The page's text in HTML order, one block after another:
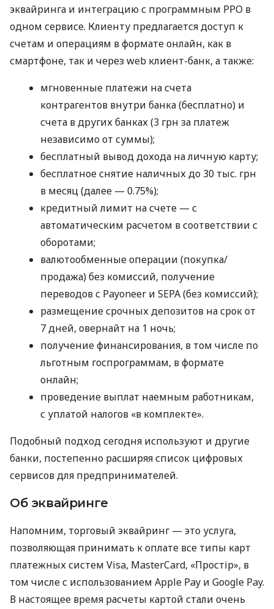
эквайринга и интеграцию с программным РРО в
одном сервисе. Клиенту предлагается доступ к
счетам и операциям в формате онлайн, как в
смартфоне, так и через web клиент-банк, а также:
мгновенные платежи на счета
контрагентов внутри банка (бесплатно) и
счета в других банках (3 грн за платеж
независимо от суммы);
бесплатный вывод дохода на личную карту;
бесплатное снятие наличных до 30 тыс. грн
в месяц (далее — 0.75%);
кредитный лимит на счете — с
автоматическим расчетом в соответствии с
оборотами;
валютообменные операции (покупка/
продажа) без комиссий, получение
переводов с Payoneer и SEPA (без комиссий);
размещение срочных депозитов на срок от
7 дней, овернайт на 1 ночь;
получение финансирования, в том числе по
льготным госпрограммам, в формате
онлайн;
проведение выплат наемным работникам,
с уплатой налогов «в комплекте».
Подобный подход сегодня используют и другие
банки, постепенно расширяя список цифровых
сервисов для предпринимателей.
Об эквайринге
Напомним, торговый эквайринг — это услуга,
позволяющая принимать к оплате все типы карт
платежных систем Visa, MasterCard, «Простір», в
том числе с использованием Apple Pay и Google Pay.
В настоящее время расчеты картой стали очень